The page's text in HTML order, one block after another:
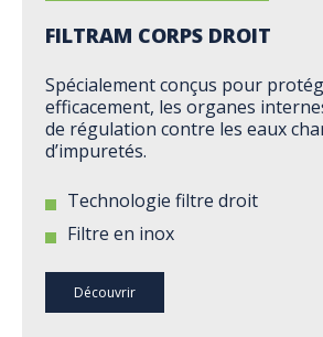
FILTRAM CORPS DROIT
Spécialement conçus pour
efficacement, les organes
de régulation contre les eaux
d’impuretés.
Technologie filtre droit
Filtre en inox
Découvrir